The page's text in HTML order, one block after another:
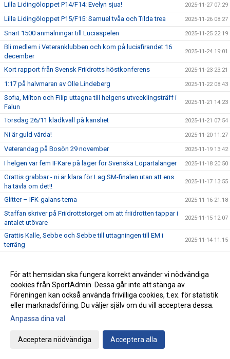
Lilla Lidingöloppet P14/F14: Evelyn sjua! 2025-11-27 07:29
Lilla Lidingöloppet P15/F15: Samuel tvåa och Tilda trea 2025-11-26 08:27
Snart 1500 anmälningar till Luciaspelen 2025-11-25 22:19
Bli medlem i Veteranklubben och kom på luciafirandet 16
december
2025-11-24 19:01
Kort rapport från Svensk Friidrotts höstkonferens 2025-11-23 23:21
1:17 på halvmaran av Olle Lindeberg 2025-11-22 08:43
Sofia, Milton och Filip uttagna till helgens utvecklingsträff i
Falun
2025-11-21 14:23
Torsdag 26/11 klädkväll på kansliet 2025-11-21 07:54
Ni är guld värda! 2025-11-20 11:27
Veterandag på Bosön 29 november 2025-11-19 13:42
I helgen var fem IFKare på läger för Svenska Löpartalanger 2025-11-18 20:50
Grattis grabbar - ni är klara för Lag SM-finalen utan att ens
ha tävla om det!!
2025-11-17 13:55
Glitter – IFK-galans tema 2025-11-16 21:18
Staffan skriver på Friidrottstorget om att friidrotten tappar i
antalet utövare
2025-11-15 12:07
Grattis Kalle, Sebbe och Sebbe till uttagningen till EM i
terräng
2025-11-14 11:15
Luciaspelen 12-14 december 2025-11-12 09:03
Lagguld till U20-killarna i NM i terräng 2025-11-11 06:15
Emma Holstad 3:24 i NY Marathon 2025-11-10 15:43
Kalles andra guld i Nordiska mästerskapen i terräng – och
Sebbe Staghs första medalj
Lörstad sjuk, men Ottfalk och Stagh springer NM i terräng i
För att hemsidan ska fungera korrekt använder vi nödvändiga
cookies från SportAdmin. Dessa går inte att stänga av.
Föreningen kan också använda frivilliga cookies, t.ex. för statistik
eller marknadsföring. Du väljer själv om du vill acceptera dessa.
Anpassa dina val
Acceptera nödvändiga Acceptera alla